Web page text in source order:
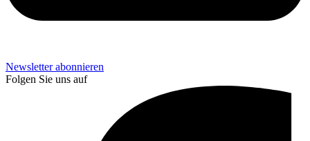
Newsletter abonnieren
Folgen Sie uns auf